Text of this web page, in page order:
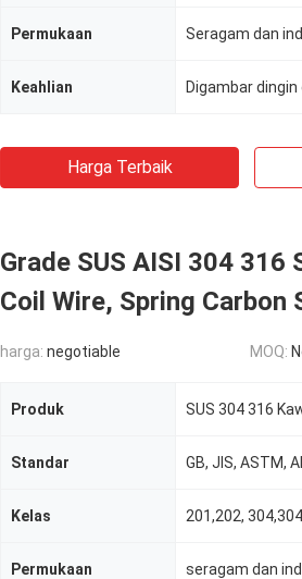
Permukaan
Keahlian Digambar dingin
Harga Terbaik
Grade SUS AISI 304 316
Coil Wire, Spring Carbon
harga: negotiable MOQ:
Produk SUS 304 316
Standar GB, JIS, ASTM,
Kelas
Permukaan